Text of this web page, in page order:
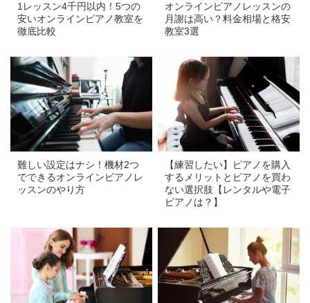
1レッスン4千円以内！5つの
安いオンラインピアノ教室を
徹底比較
オンラインピアノレッスンの
月謝は高い？料金相場と格安
教室3選
難しい設定はナシ！機材2つ
でできるオンラインピアノレ
ッスンのやり方
【練習したい】ピアノを購入
するメリットとピアノを買わ
ない選択肢【レンタルや電子
ピアノは？】